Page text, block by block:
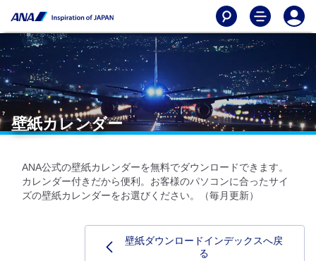
壁紙カレンダー
ANA公式の壁紙カレンダーを無料でダウンロードできます。
カレンダー付きだから便利。お客様のパソコンに合ったサイ
ズの壁紙カレンダーをお選びください。（毎月更新）
壁紙ダウンロードインデックスへ戻
る